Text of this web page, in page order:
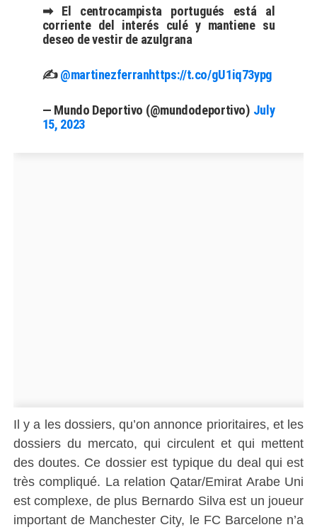
➡ El centrocampista portugués está al
corriente del interés culé y mantiene su
deseo de vestir de azulgrana
✍️@martinezferranhttps://t.co/gU1iq73ypg
— Mundo Deportivo (@mundodeportivo) July
15, 2023
Il y a les dossiers, qu’on annonce prioritaires, et les
dossiers du mercato, qui circulent et qui mettent
des doutes. Ce dossier est typique du deal qui est
très compliqué. La relation Qatar/Emirat Arabe Uni
est complexe, de plus Bernardo Silva est un joueur
important de Manchester City, le FC Barcelone n’a